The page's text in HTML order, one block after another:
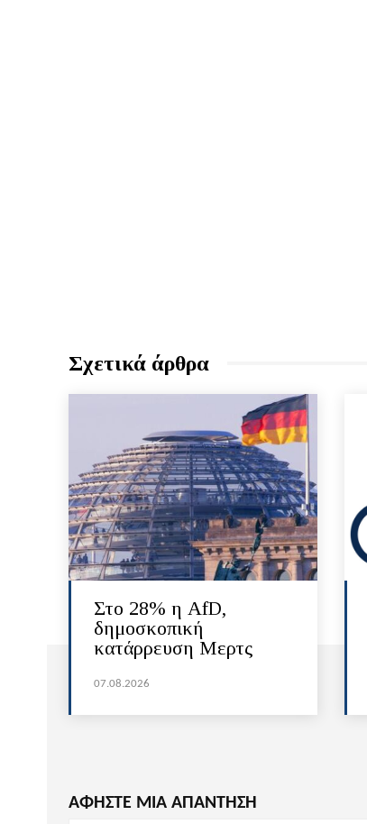
Σχετικά άρθρα
Στο 28% η AfD,
δημοσκοπική
κατάρρευση Μερτς
07.08.2026
ΑΦΗΣΤΕ ΜΙΑ ΑΠΑΝΤΗΣΗ